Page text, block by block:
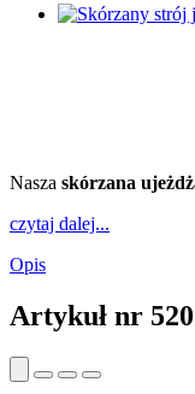
Nasza skórzana
czytaj dalej...
Opis
Artykuł nr